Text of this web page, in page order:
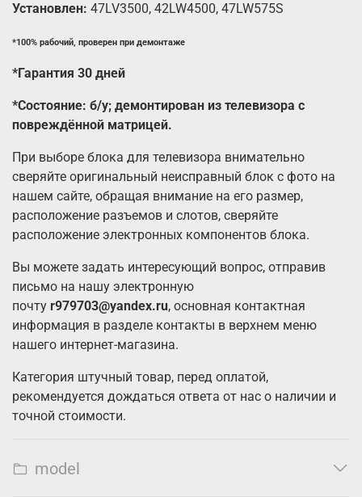
Установлен: 47LV3500, 42LW4500, 47LW575S
*100% рабочий, проверен при демонтаже
*Гарантия 30 дней
*Состояние: б/у; демонтирован из телевизора с
повреждённой матрицей.
При выборе блока для телевизора внимательно
сверяйте оригинальный неисправный блок с фото на
нашем сайте, обращая внимание на его размер,
расположение разъемов и слотов, сверяйте
расположение электронных компонентов блока.
Вы можете задать интересующий вопрос, отправив
письмо на нашу электронную
почту r979703@yandex.ru, основная контактная
информация в разделе контакты в верхнем меню
нашего интернет-магазина.
Категория штучный товар, перед оплатой,
рекомендуется дождаться ответа от нас о наличии и
точной стоимости.
model